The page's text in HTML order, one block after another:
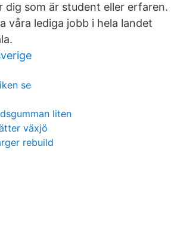
dig som är student eller erfaren.
våra lediga jobb i hela landet
se
liten
växjö
rebuild